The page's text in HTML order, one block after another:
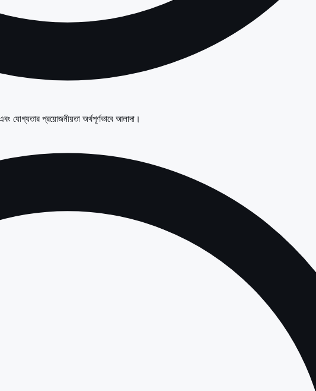
যোগ্যতার প্রয়োজনীয়তা অর্থপূর্ণভাবে আলাদা।